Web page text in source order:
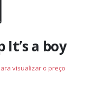
It’s a boy
visualizar o preço